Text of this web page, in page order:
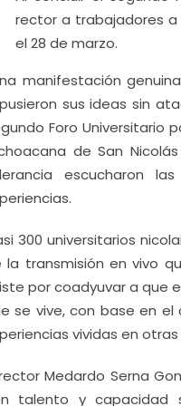
rector a trabajadores a
el 28 de marzo.
manifestación
sus ideas sin
Foro Universitario
de San
escucharon
300 universitarios
la transmisión en vivo
por coadyuvar a que
se vive, con base en
vividas en
Medardo Serna
talento y capacidad